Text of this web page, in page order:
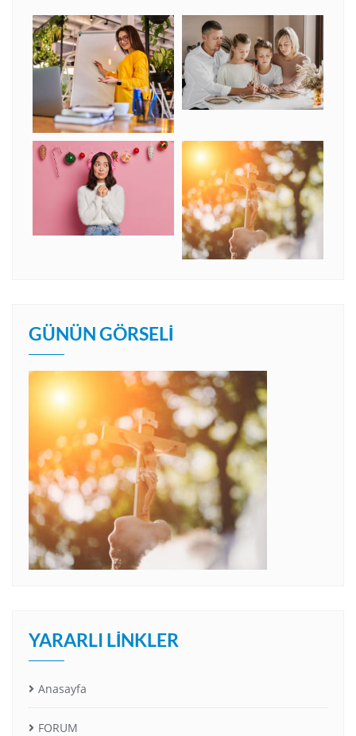
GÜNÜN GÖRSELI
YARARLI LINKLER
Anasayfa
FORUM